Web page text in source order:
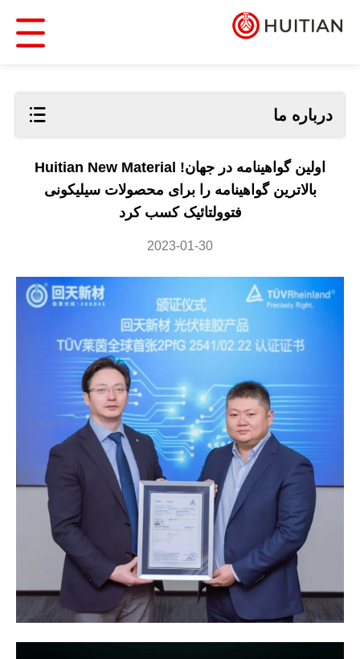
درباره ما
اولین گواهینامه در جهان! Huitian New Material
بالاترین گواهینامه را برای محصولات سیلیکونی
فتوولتائیک کسب کرد
2023-01-30